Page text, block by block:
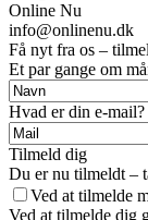
Online Nu
info@onlinenu.dk
Få nyt fra os –
Et par gange om
Hvad er din e-mail?
Tilmeld dig
Du er nu tilmeldt –
Ved at tilmelde
Ved at tilmelde dig